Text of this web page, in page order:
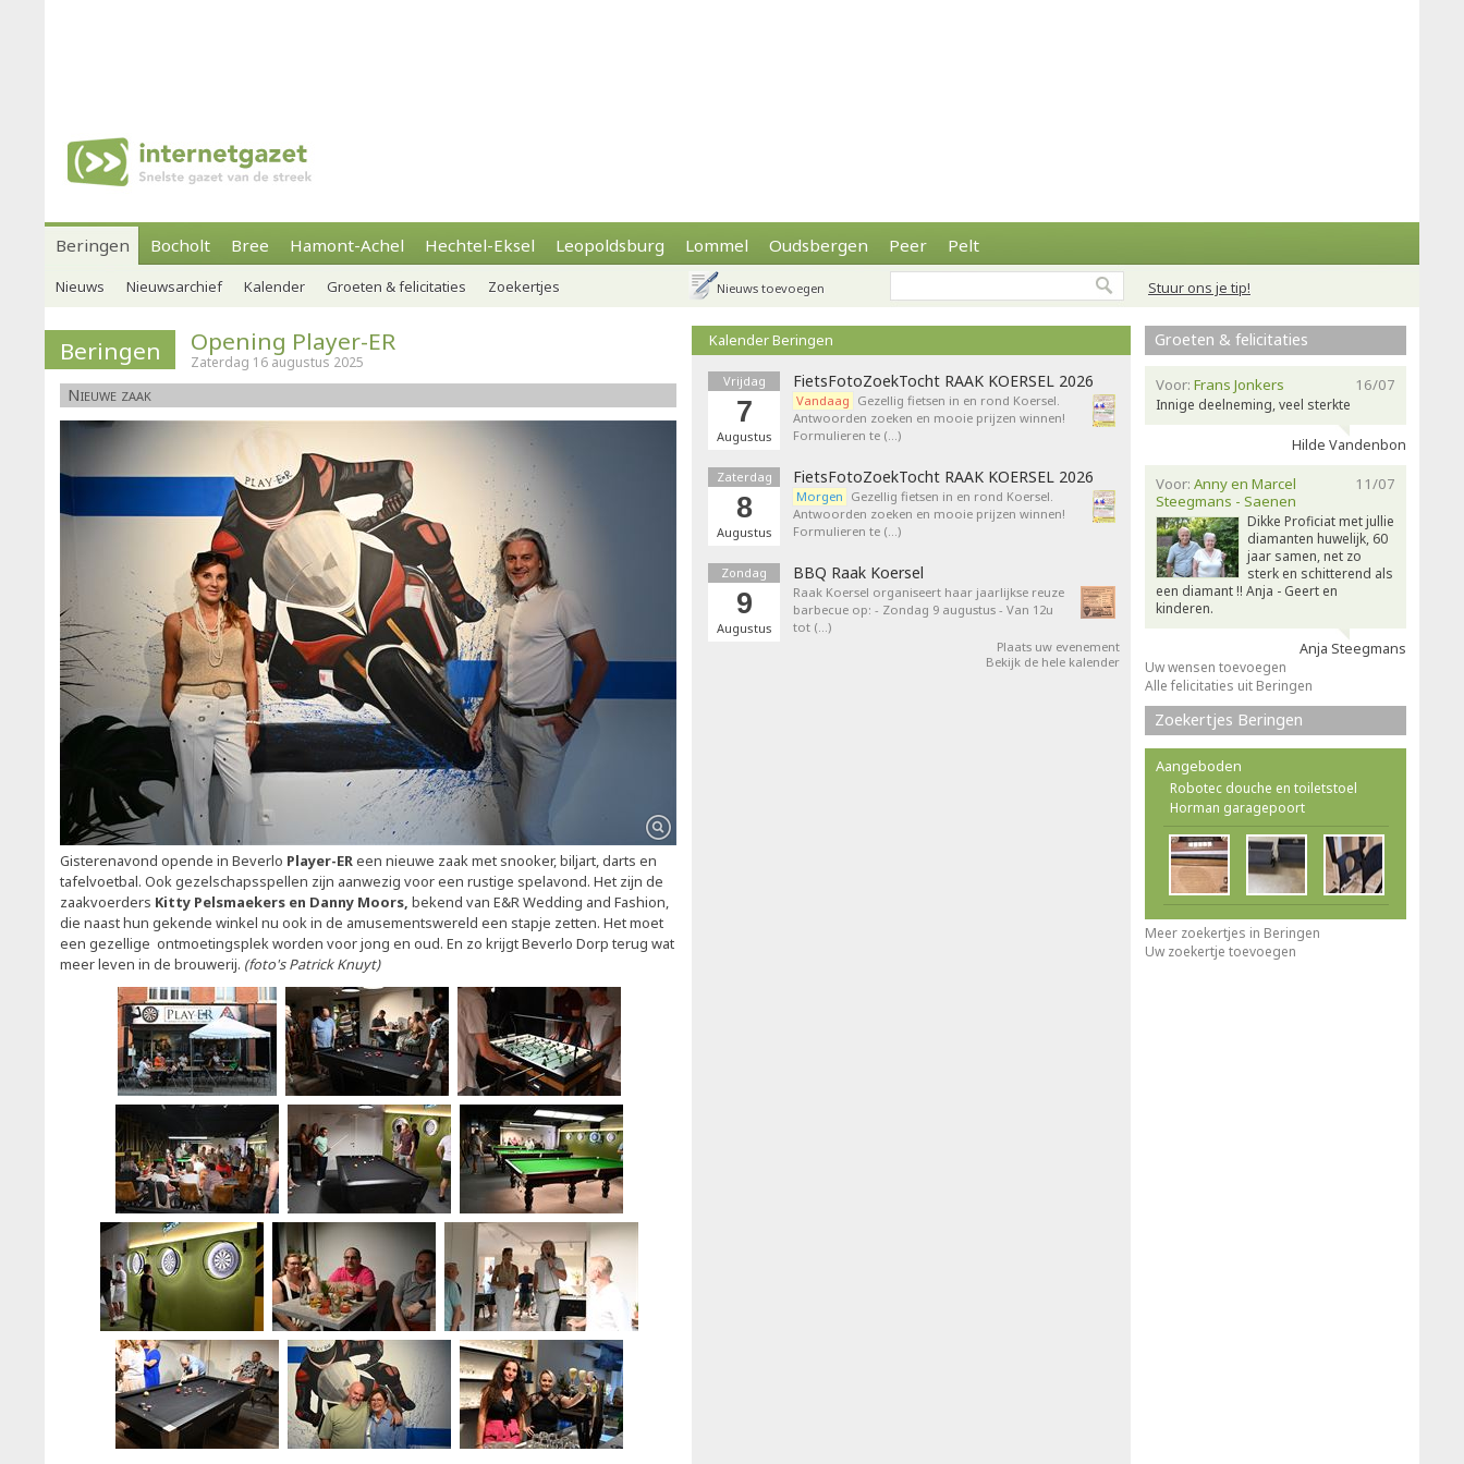
Beringen Bocholt Bree Hamont-Achel Hechtel-Eksel Leopoldsburg Lommel Oudsbergen Peer Pelt
Stuur ons je tip!
Nieuws Nieuwsarchief Kalender Groeten & felicitaties Zoekertjes Nieuws toevoegen
Beringen Opening Player-ER
Zaterdag 16 augustus 2025
Nieuwe zaak
Gisterenavond opende in Beverlo Player-EReen nieuwe zaak met snooker, biljart, darts en
tafelvoetbal. Ook gezelschapsspellen zijn aanwezig voor een rustige spelavond. Het zijn de
zaakvoerders Kitty Pelsmaekers en Danny Moors, bekend van E&R Wedding and Fashion,
die naast hun gekende winkel nu ook in de amusementswereld een stapje zetten. Het moet
een gezellige ontmoetingsplek worden voor jong en oud. En zo krijgt Beverlo Dorp terug wat
meer leven in de brouwerij. (foto's Patrick Knuyt)
Kalender Beringen
Vrijdag
7
Augustus
FietsFotoZoekTocht RAAK KOERSEL 2026
Vandaag Gezellig fietsen in en rond Koersel.
Antwoorden zoeken en mooie prijzen winnen!
Formulieren te (…)
Zaterdag
8
Augustus
FietsFotoZoekTocht RAAK KOERSEL 2026
Morgen Gezellig fietsen in en rond Koersel.
Antwoorden zoeken en mooie prijzen winnen!
Formulieren te (…)
Zondag
9
Augustus
BBQ Raak Koersel
Raak Koersel organiseert haar jaarlijkse reuze
barbecue op: - Zondag 9 augustus - Van 12u
tot (…)
Plaats uw evenement
Bekijk de hele kalender
Groeten & felicitaties
16/07
Voor: Frans Jonkers
Innige deelneming, veel sterkte
Hilde Vandenbon
11/07
Voor: Anny en Marcel
Steegmans - Saenen
Dikke Proficiat met jullie
diamanten huwelijk, 60
jaar samen, net zo
sterk en schitterend als
een diamant !! Anja - Geert en
kinderen.
Anja Steegmans
Uw wensen toevoegen
Alle felicitaties uit Beringen
Zoekertjes Beringen
Aangeboden
Robotec douche en toiletstoel
Horman garagepoort
Meer zoekertjes in Beringen
Uw zoekertje toevoegen